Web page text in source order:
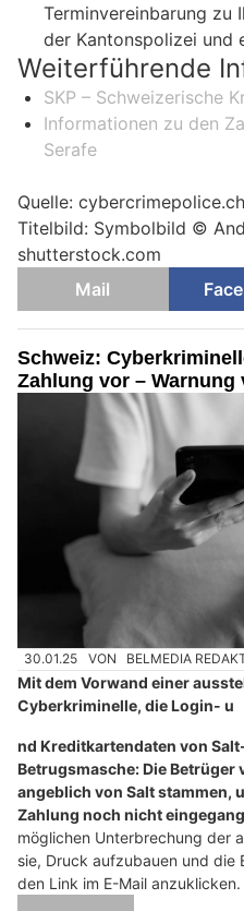
Terminvereinbarung zu
der Kantonspolizei und
Weiterführende
SKP – Schweizerische
Informationen zu den
Serafe
Quelle: cybercrimepolice.ch
Titelbild: Symbolbild ©
shutterstock.com
Mail
Schweiz:
Zahlung vor –
30.01.25 VON BELMEDIA
Mit dem Vorwand einer
Cyberkriminelle, die Login- u
nd Kreditkartendaten von
Betrugsmasche: Die Betrüger
angeblich von Salt stammen,
Zahlung noch nicht
möglichen Unterbrechung der
sie, Druck aufzubauen und die
den Link im E-Mail anzuklicken.